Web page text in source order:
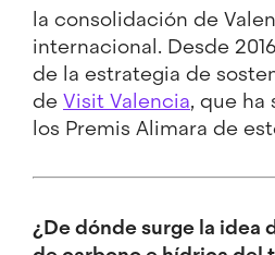
la consolidación de
internacional. Desde
de la estrategia de
de Visit Valencia, que ha
los Premis Alimara de
¿De dónde surge la idea